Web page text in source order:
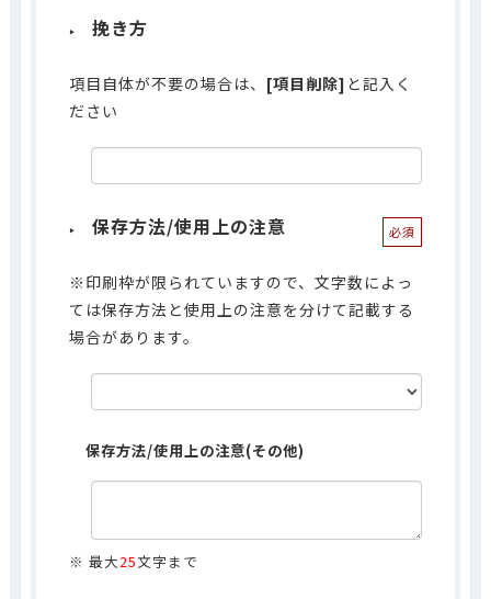
挽き方
項目自体が不要の場合は、 [項目削除] と記入く
ださい
保存方法/使用上の注意 必須
※印刷枠が限られていますので、文字数によっ
ては保存方法と使用上の注意を分けて記載する
場合があります。
保存方法/使用上の注意(その他)
※ 最大25文字まで